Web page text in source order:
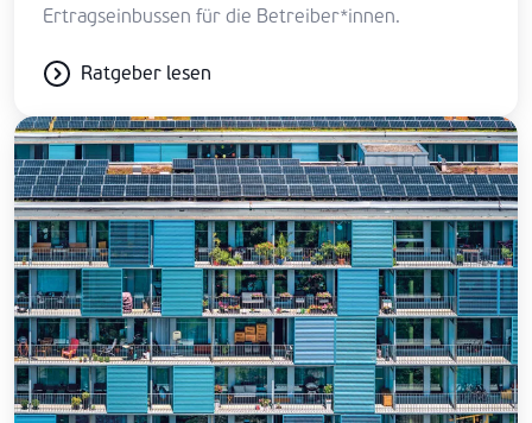
Ertragseinbussen für die Betreiber*innen.
Ratgeber lesen